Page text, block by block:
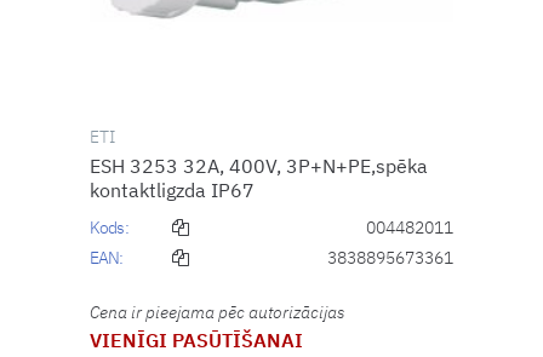
ETI
ESH 3253 32A, 400V, 3P+N+PE,spēka
kontaktligzda IP67
Kods:
004482011
EAN:
3838895673361
Cena ir pieejama pēc autorizācijas
VIENĪGI PASŪTĪŠANAI